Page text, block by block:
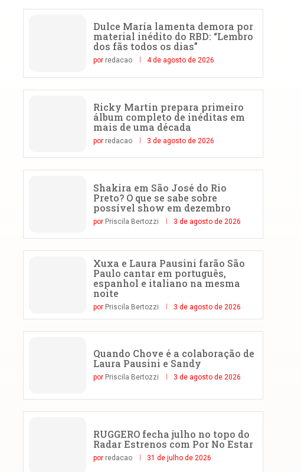
Dulce María lamenta demora por
material inédito do RBD: “Lembro
dos fãs todos os dias”
por redacao 4 de agosto de 2026
Ricky Martin prepara primeiro
álbum completo de inéditas em
mais de uma década
por redacao 3 de agosto de 2026
Shakira em São José do Rio
Preto? O que se sabe sobre
possível show em dezembro
por Priscila Bertozzi 3 de agosto de 2026
Xuxa e Laura Pausini farão São
Paulo cantar em português,
espanhol e italiano na mesma
noite
por Priscila Bertozzi 3 de agosto de 2026
Quando Chove é a colaboração de
Laura Pausini e Sandy
por Priscila Bertozzi 3 de agosto de 2026
RUGGERO fecha julho no topo do
Radar Estrenos com Por No Estar
por redacao 31 de julho de 2026